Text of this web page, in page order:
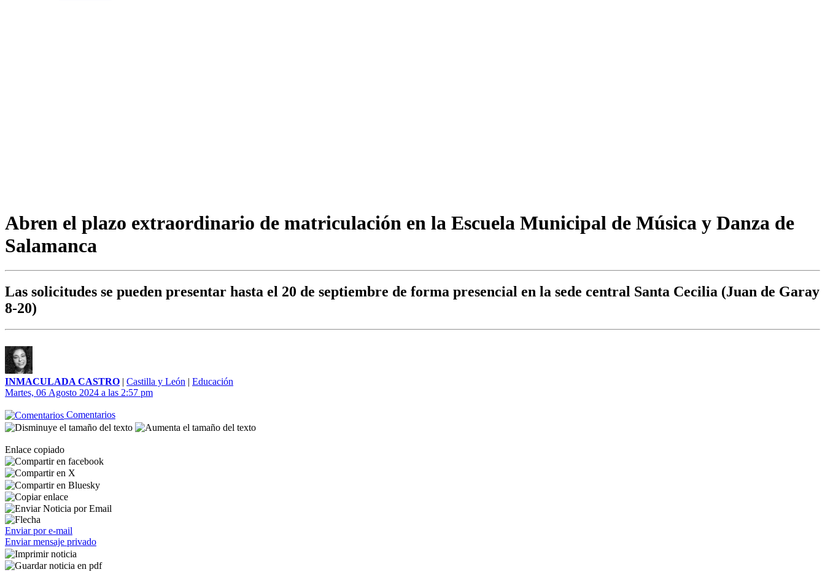
Abren el plazo extraordinario de matriculación en la Escuela Municipal de Música y Danza de
Salamanca
Las solicitudes se pueden presentar hasta el 20 de septiembre de forma presencial en la sede central Santa Cecilia (Juan de Garay
8-20)
INMACULADA CASTRO | Castilla y León | Educación
Martes, 06 Agosto 2024 a las 2:57 pm
Comentarios
Enlace copiado
Enviar por e-mail
Enviar mensaje privado